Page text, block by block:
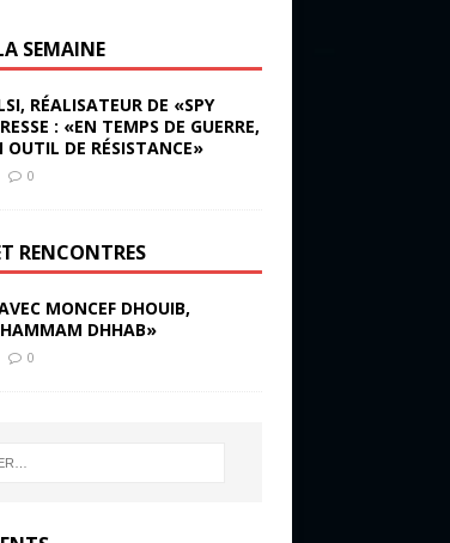
SEMAINE
RÉALISATEUR DE «SPY
: «EN TEMPS DE GUERRE,
OUTIL DE RÉSISTANCE»
0
RENCONTRES
MONCEF DHOUIB,
DHHAB»
0